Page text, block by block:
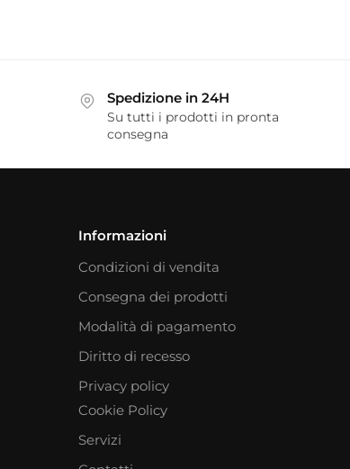
Spedizione in 24H
Su tutti i prodotti in pronta
consegna
Informazioni
Condizioni di vendita
Consegna dei prodotti
Modalità di pagamento
Diritto di recesso
Privacy policy
Cookie Policy
Servizi